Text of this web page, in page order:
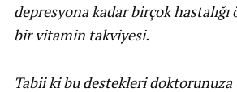
depresyona kadar birçok
bir vitamin takviyesi.
Tabii ki bu destekleri doktorunuza